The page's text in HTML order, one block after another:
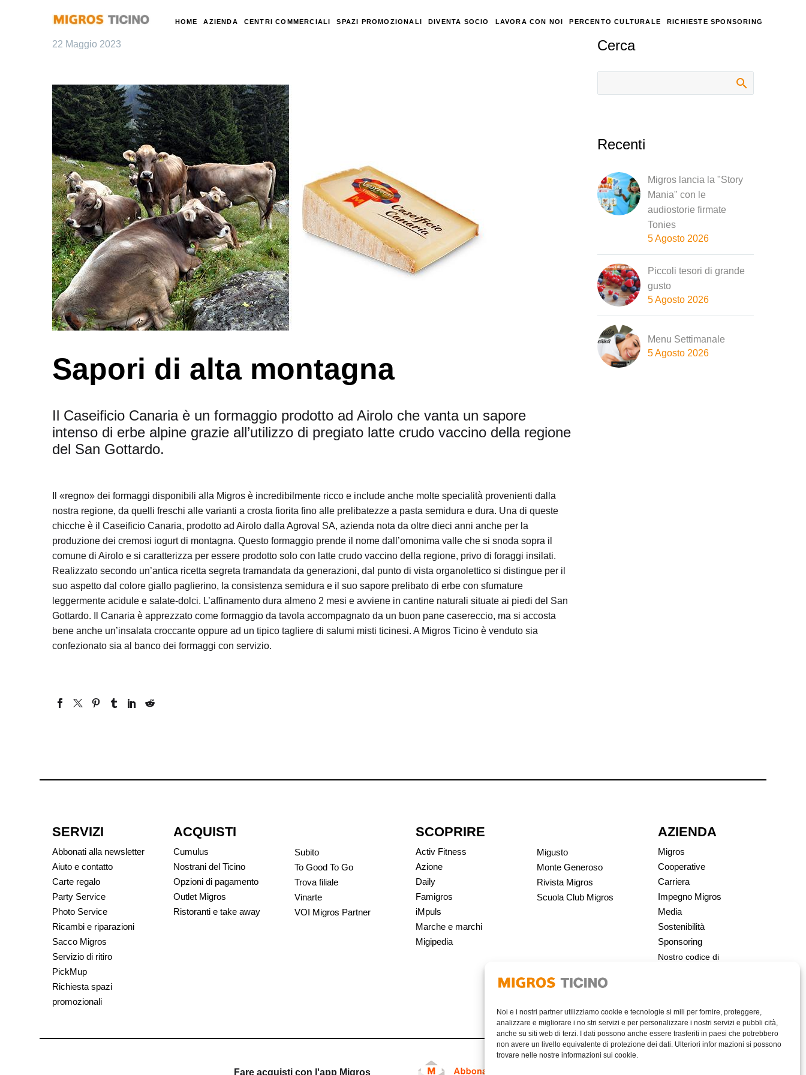
Noi e i nostri partner utilizziamo cookie e tecnologie si mili per fornire, proteggere,
analizzare e migliorare i no stri servizi e per personalizzare i nostri servizi e pubbli cità,
anche su siti web di terzi. I dati possono anche essere trasferiti in paesi che potrebbero
non avere un livello equivalente di protezione dei dati. Ulteriori infor mazioni si possono
trovare nelle nostre informazioni sui cookie.
HOME AZIENDA CENTRI COMMERCIALI SPAZI PROMOZIONALI DIVENTA SOCIO LAVORA CON NOI PERCENTO CULTURALE RICHIESTE SPONSORING
22 Maggio 2023
Sapori di alta montagna
Il Caseificio Canaria è un formaggio prodotto ad Airolo che vanta un sapore
intenso di erbe alpine grazie all’utilizzo di pregiato latte crudo vaccino della regione
del San Gottardo.
Il «regno» dei formaggi disponibili alla Migros è incredibilmente ricco e include anche molte specialità provenienti dalla
nostra regione, da quelli freschi alle varianti a crosta fiorita fino alle prelibatezze a pasta semidura e dura. Una di queste
chicche è il Caseificio Canaria, prodotto ad Airolo dalla Agroval SA, azienda nota da oltre dieci anni anche per la
produzione dei cremosi iogurt di montagna. Questo formaggio prende il nome dall’omonima valle che si snoda sopra il
comune di Airolo e si caratterizza per essere prodotto solo con latte crudo vaccino della regione, privo di foraggi insilati.
Realizzato secondo un’antica ricetta segreta tramandata da generazioni, dal punto di vista organolettico si distingue per il
suo aspetto dal colore giallo paglierino, la consistenza semidura e il suo sapore prelibato di erbe con sfumature
leggermente acidule e salate-dolci. L’affinamento dura almeno 2 mesi e avviene in cantine naturali situate ai piedi del San
Gottardo. Il Canaria è apprezzato come formaggio da tavola accompagnato da un buon pane casereccio, ma si accosta
bene anche un’insalata croccante oppure ad un tipico tagliere di salumi misti ticinesi. A Migros Ticino è venduto sia
confezionato sia al banco dei formaggi con servizio.
Cerca
Recenti
Migros lancia la "Story
Mania" con le
audiostorie firmate
Tonies
5 Agosto 2026
Piccoli tesori di grande
gusto
5 Agosto 2026
Menu Settimanale
5 Agosto 2026
SERVIZI
Abbonati alla newsletter
Aiuto e contatto
Carte regalo
Party Service
Photo Service
Ricambi e riparazioni
Sacco Migros
Servizio di ritiro
PickMup
Richiesta spazi
promozionali
ACQUISTI
Cumulus
Nostrani del Ticino
Opzioni di pagamento
Outlet Migros
Ristoranti e take away
Subito
To Good To Go
Trova filiale
Vinarte
VOI Migros Partner
SCOPRIRE
Activ Fitness
Azione
Daily
Famigros
iMpuls
Marche e marchi
Migipedia
Migusto
Monte Generoso
Rivista Migros
Scuola Club Migros
AZIENDA
Migros
Cooperative
Carriera
Impegno Migros
Media
Sostenibilità
Sponsoring
Nostro codice di
Fare acquisti con l'app Migros